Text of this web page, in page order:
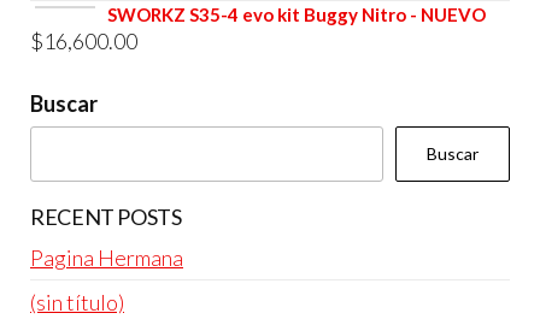
era:
$4,800.00.
es:
SWORKZ S35-4 evo kit Buggy Nitro - NUEVO
$16,600.00
Buscar
Buscar
RECENT POSTS
Pagina Hermana
(sin título)